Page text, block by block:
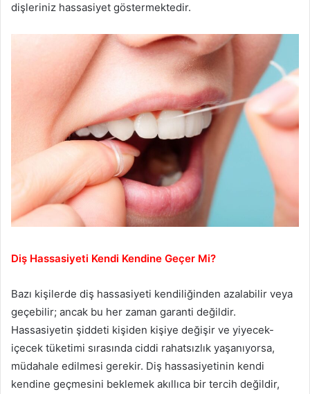
dişleriniz hassasiyet göstermektedir.
Diş Hassasiyeti Kendi Kendine Geçer Mi?
Bazı kişilerde diş hassasiyeti kendiliğinden azalabilir veya
geçebilir; ancak bu her zaman garanti değildir.
Hassasiyetin şiddeti kişiden kişiye değişir ve yiyecek-
içecek tüketimi sırasında ciddi rahatsızlık yaşanıyorsa,
müdahale edilmesi gerekir. Diş hassasiyetinin kendi
kendine geçmesini beklemek akıllıca bir tercih değildir,